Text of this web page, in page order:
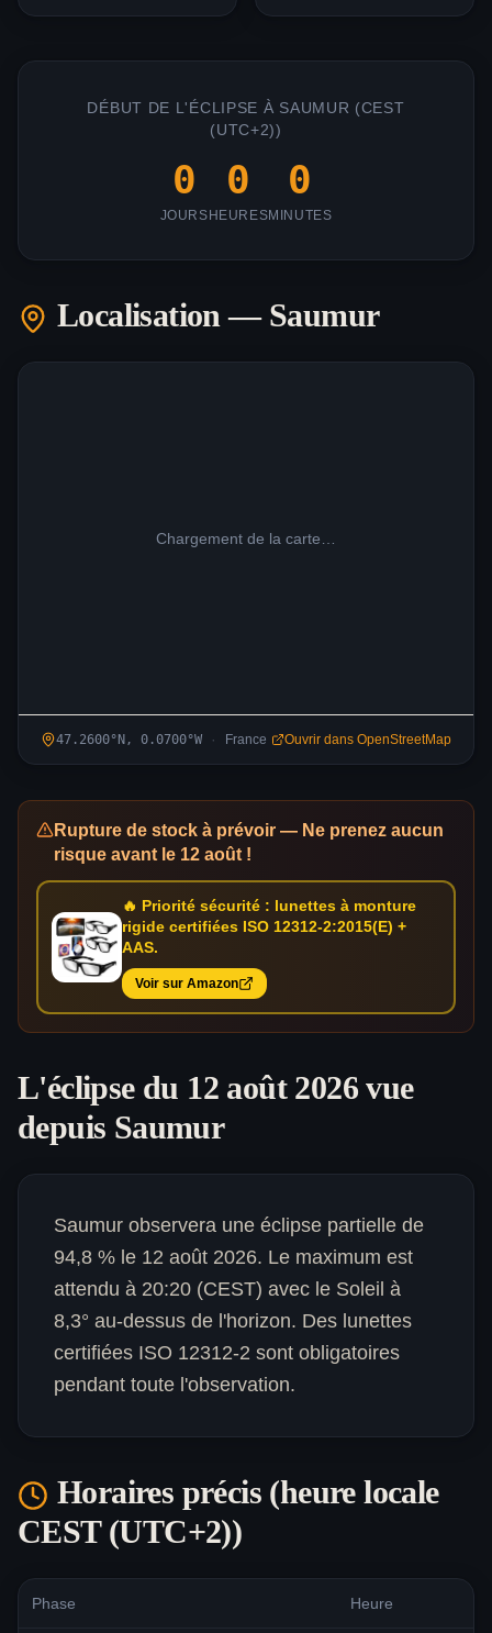
DÉBUT DE L'ÉCLIPSE À SAUMUR (CEST
(UTC+2))
0
JOURS
0
HEURES
0
MINUTES
Localisation — Saumur
Chargement de la carte…
47.2600°N, 0.0700°W · France Ouvrir dans OpenStreetMap
Rupture de stock à prévoir — Ne prenez aucun
risque avant le 12 août !
🔥 Priorité sécurité : lunettes à monture
rigide certifiées ISO 12312-2:2015(E) +
AAS.
Voir sur Amazon
L'éclipse du 12 août 2026 vue
depuis Saumur
Saumur observera une éclipse partielle de
94,8 % le 12 août 2026. Le maximum est
attendu à 20:20 (CEST) avec le Soleil à
8,3° au-dessus de l'horizon. Des lunettes
certifiées ISO 12312-2 sont obligatoires
pendant toute l'observation.
Horaires précis (heure locale
CEST (UTC+2))
Phase Heure